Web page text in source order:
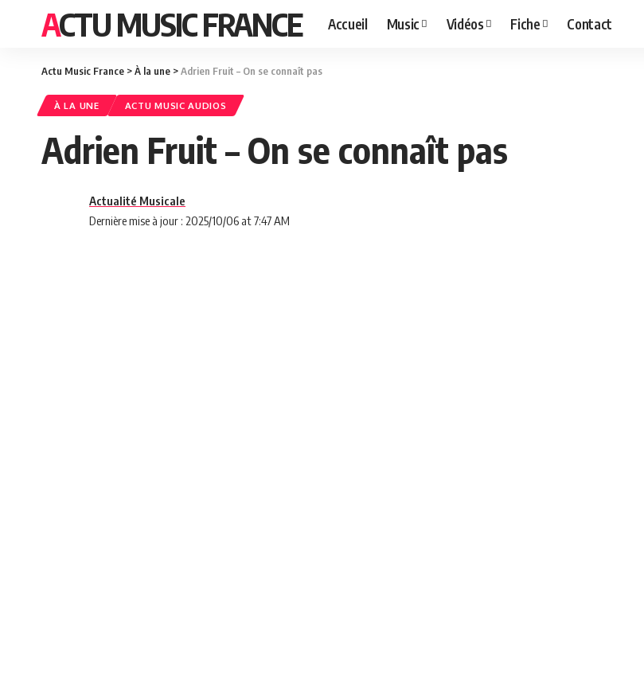
ACTU MUSIC FRANCE Accueil Music Vidéos Fiche Contact
Actu Music France >À la une >Adrien Fruit – On se connaît pas
À LA UNE ACTU MUSIC AUDIOS
Adrien Fruit – On se connaît pas
Dernière mise à jour : 2025/10/06 at 7:47 AM
Actualité Musicale